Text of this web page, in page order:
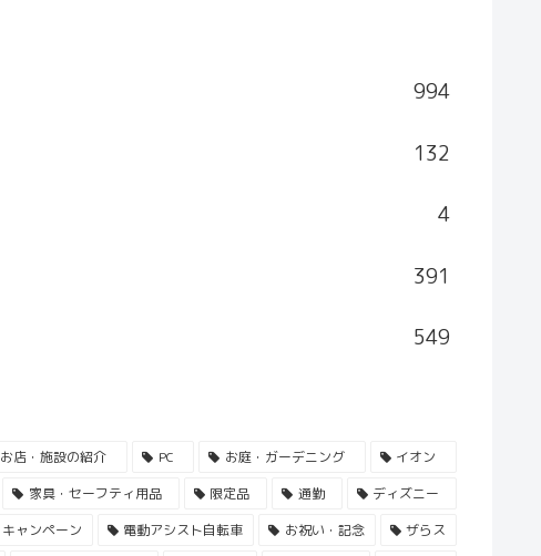
994
132
4
391
549
お店・施設の紹介 PC お庭・ガーデニング
イオン
家具・セーフティ用品 限定品 通勤
ディズニー
キャンペーン 電動アシスト自転車 お祝い・記念
ザらス